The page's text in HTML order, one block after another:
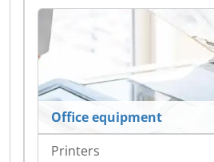
Office equipment
Printers